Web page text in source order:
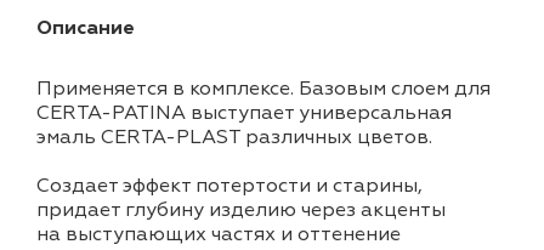
Описание
Применяется в комплексе. Базовым слоем для
CERTA-PATINA выступает универсальная
эмаль CERTA-PLAST различных цветов.
Создает эффект потертости и старины,
придает глубину изделию через акценты
на выступающих частях и оттенение